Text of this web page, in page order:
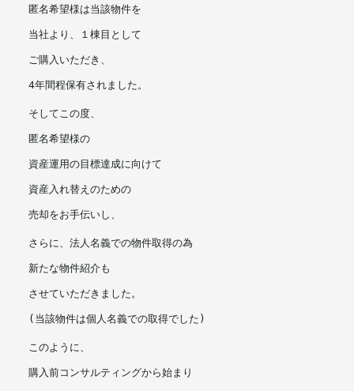
匿名希望様は当該物件を
当社より、１棟目として
ご購入いただき、
4年間程保有されました。
そしてこの度、
匿名希望様の
資産運用の目標達成に向けて
資産入れ替えのための
売却をお手伝いし、
さらに、法人名義での物件取得の為
新たな物件紹介も
させていただきました。
(当該物件は個人名義での取得でした)
このように、
購入前コンサルティングから始まり